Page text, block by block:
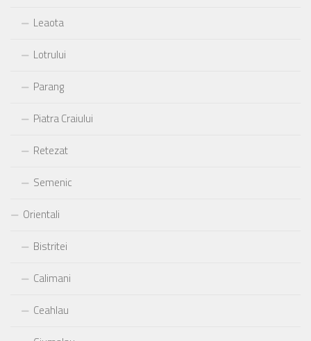
Leaota
Lotrului
Parang
Piatra Craiului
Retezat
Semenic
Orientali
Bistritei
Calimani
Ceahlau